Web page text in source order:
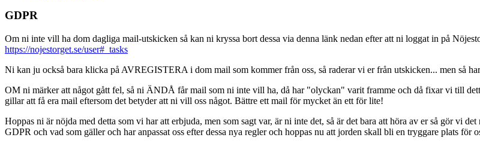
GDPR
Om ni inte vill ha dom dagliga mail-utskicken så kan ni kryssa bort dessa via denna länk nedan efter att ni loggat in på
https://nojestorget.se/user#_tasks
Ni kan ju också bara klicka på AVREGISTERA i dom mail som kommer från oss, så raderar vi er från utskicken... men så
OM ni märker att något gått fel, så ni ÄNDÅ får mail som ni inte vill ha, då har "olyckan" varit framme och då fixar vi till
gillar att få era mail eftersom det betyder att ni vill oss något. Bättre ett mail för mycket än ett för lite!
Hoppas ni är nöjda med detta som vi har att erbjuda, men som sagt var, är ni inte det, så är det bara att höra av er så gör vi
GDPR och vad som gäller och har anpassat oss efter dessa nya regler och hoppas nu att jorden skall bli en tryggare plats för